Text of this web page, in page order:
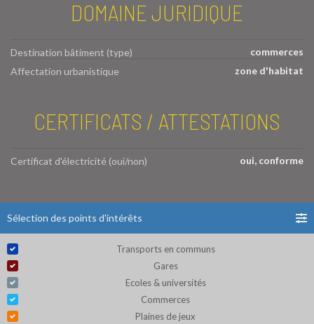
DOMAINE JURIDIQUE
Destination bâtiment (type)
commerces
Affectation urbanistique
zone d'habitat
CERTIFICATS / ATTESTATIONS
Certificat d'électricité (oui/non) oui, conforme
Sélection des points d'intérêts
Transports en communs
Gares
Ecoles & universités
Commerces
Plaines de jeux